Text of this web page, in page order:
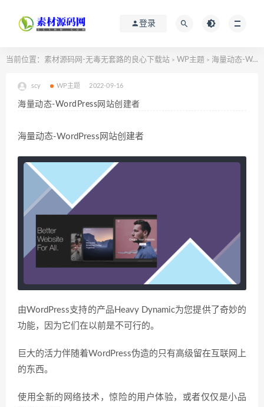
登录
当前位置： 素材源码网-无毒无套路的良心下载站 > WP主题 > 海量动态-WordPress网站创建者
scy WP主题 2022-09-16
海量动态-WordPress网站创建者
海量动态-WordPress网站创建者
由WordPress支持的产品Heavy Dynamic为您提供了奇妙的
功能，因为它们在以前是不可行的。
巨大的活力伴随着WordPress伪造的只有高级留在互联网上
的东西。
使用全新的网络技术，惊险的用户体验，或者仅仅是小品